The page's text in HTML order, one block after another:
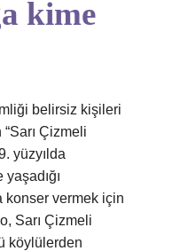
kime
belirsiz kişileri
Çizmeli
yüzyılda
konser vermek için
Sarı Çizmeli
köylülerden